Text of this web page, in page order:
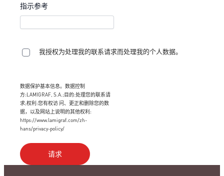
指示参考
我授权为处理我的联系请求而处理我的个人数据。
数据保护基本信息。数据控制
方:LAMIGRAF, S.A.;目的:处理您的联系请
求;权利:您有权访 问、更正和删除您的数
据，以及网站上说明的其他权利:
https://www.lamigraf.com/zh-
hans/privacy-policy/